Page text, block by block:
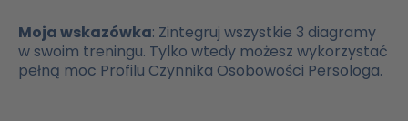
Moja wskazówka: Zintegruj wszystkie 3 diagramy
w swoim treningu. Tylko wtedy możesz wykorzystać
pełną moc Profilu Czynnika Osobowości Persologa.